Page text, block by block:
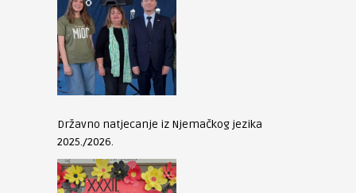
Državno natjecanje iz Njemačkog jezika
2025./2026.